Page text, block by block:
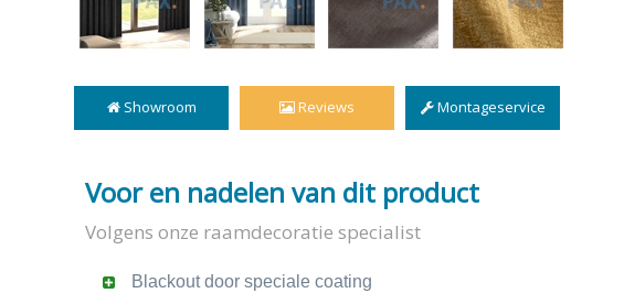
Showroom Reviews Montageservice
Voor en nadelen van dit product
Volgens onze raamdecoratie specialist
Blackout door speciale coating